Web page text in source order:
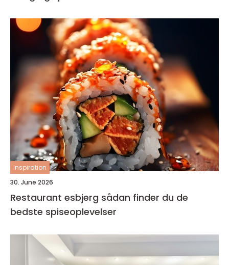
inspiration
30. June 2026
Restaurant esbjerg sådan finder du de
bedste spiseoplevelser